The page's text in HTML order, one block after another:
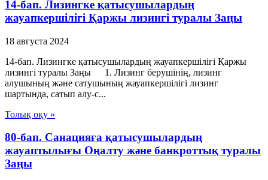
14-бап. Лизингке қатысушылардың
жауапкершiлiгi Қаржы лизингі туралы Заңы
18 августа 2024
14-бап. Лизингке қатысушылардың жауапкершiлiгi Қаржы
лизингі туралы Заңы 1. Лизинг берушiнiң, лизинг
алушының және сатушының жауапкершiлiгi лизинг
шартында, сатып алу-с...
Толық оқу »
80-бап. Санацияға қатысушылардың
жауаптылығы Оңалту және банкроттық туралы
Заңы